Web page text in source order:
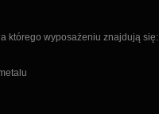
którego wyposażeniu znajdują się: